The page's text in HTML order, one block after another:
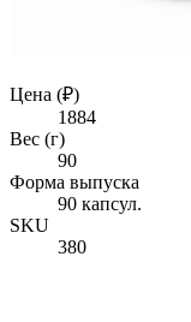
Цена (₽)
1884
Вес (г)
90
Форма выпуска
90 капсул.
SKU
380